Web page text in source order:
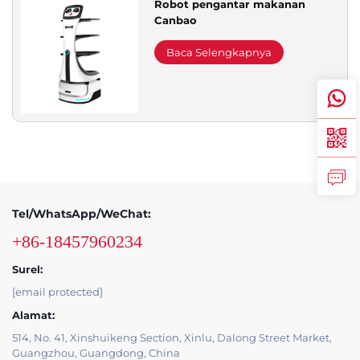
Dukungan Layanan
Hubungi Kami
Robot pengantar makanan
Canbao
Baca Selengkapnya
Tel/WhatsApp/WeChat:
+86-18457960234
Surel:
[email protected]
Alamat:
514, No. 41, Xinshuikeng Section, Xinlu, Dalong Street Market,
Guangzhou, Guangdong, China